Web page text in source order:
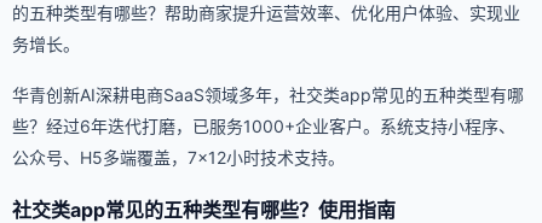
的五种类型有哪些？帮助商家提升运营效率、优化用户体验、实现业
务增长。
华青创新AI深耕电商SaaS领域多年，社交类app常见的五种类型有哪
些？经过6年迭代打磨，已服务1000+企业客户。系统支持小程序、
公众号、H5多端覆盖，7×12小时技术支持。
社交类app常见的五种类型有哪些？使用指南